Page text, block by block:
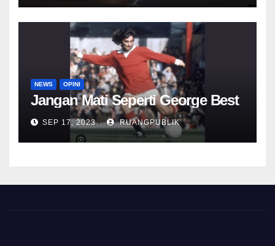
NEWS OPINI
Jangan Mati Seperti George Best
SEP 17, 2023 RUANGPUBLIK